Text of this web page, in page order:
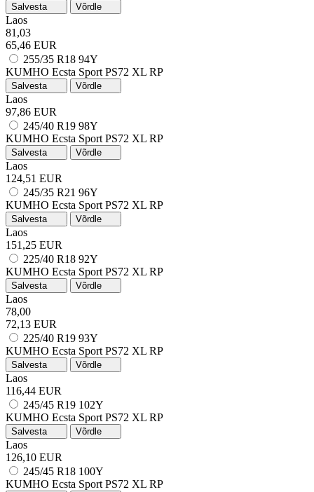
Salvesta Võrdle
Laos
81,03
65,46 EUR
255/35 R18 94Y
KUMHO Ecsta Sport PS72 XL RP
Salvesta Võrdle
Laos
97,86 EUR
245/40 R19 98Y
KUMHO Ecsta Sport PS72 XL RP
Salvesta Võrdle
Laos
124,51 EUR
245/35 R21 96Y
KUMHO Ecsta Sport PS72 XL RP
Salvesta Võrdle
Laos
151,25 EUR
225/40 R18 92Y
KUMHO Ecsta Sport PS72 XL RP
Salvesta Võrdle
Laos
78,00
72,13 EUR
225/40 R19 93Y
KUMHO Ecsta Sport PS72 XL RP
Salvesta Võrdle
Laos
116,44 EUR
245/45 R19 102Y
KUMHO Ecsta Sport PS72 XL RP
Salvesta Võrdle
Laos
126,10 EUR
245/45 R18 100Y
KUMHO Ecsta Sport PS72 XL RP